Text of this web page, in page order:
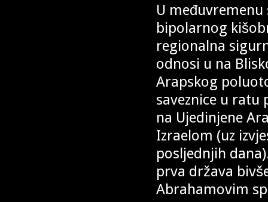
U
bipolarnog
regionalna
odnosi u na
Arapskog
saveznice u
na Ujedinjene
Izraelom (uz
posljednjih
prva država
Abrahamovim